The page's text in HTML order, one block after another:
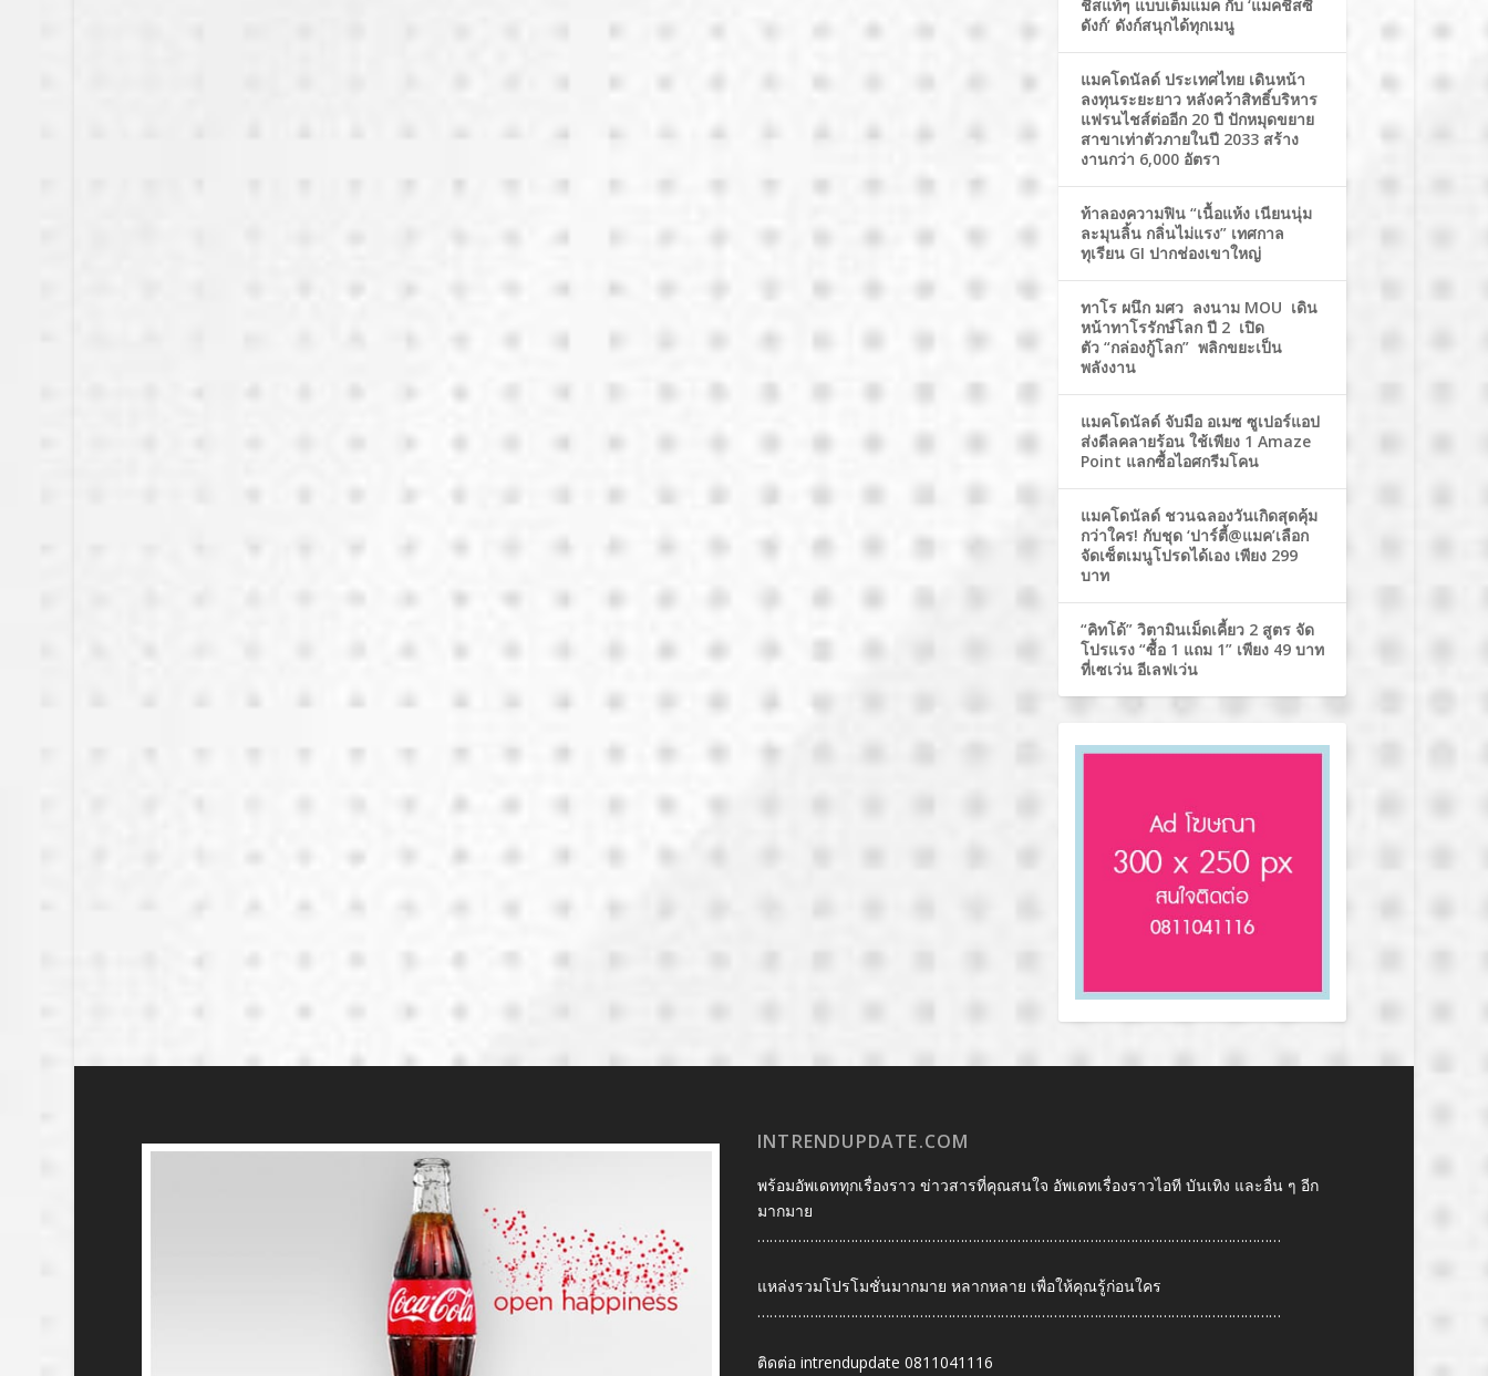
ชีสแท้ๆ แบบเต็มแมค กับ ‘แมคชีสซี่
ดังก์’ ดังก์สนุกได้ทุกเมนู
แมคโดนัลด์ ประเทศไทย เดินหน้า
ลงทุนระยะยาว หลังคว้าสิทธิ์บริหาร
แฟรนไชส์ต่ออีก 20 ปี ปักหมุดขยาย
สาขาเท่าตัวภายในปี 2033 สร้าง
งานกว่า 6,000 อัตรา
ท้าลองความฟิน “เนื้อแห้ง เนียนนุ่ม
ละมุนลิ้น กลิ่นไม่แรง” เทศกาล
ทุเรียน GI ปากช่องเขาใหญ่
ทาโร ผนึก มศว ลงนาม MOU เดิน
หน้าทาโรรักษ์โลก ปี 2 เปิด
ตัว “กล่องกู้โลก” พลิกขยะเป็น
พลังงาน
แมคโดนัลด์ จับมือ อเมซ ซูเปอร์แอป
ส่งดีลคลายร้อน ใช้เพียง 1 Amaze
Point แลกซื้อไอศกรีมโคน
แมคโดนัลด์ ชวนฉลองวันเกิดสุดคุ้ม
กว่าใคร! กับชุด ‘ปาร์ตี้@แมค’เลือก
จัดเซ็ตเมนูโปรดได้เอง เพียง 299
บาท
“คิทโด้” วิตามินเม็ดเคี้ยว 2 สูตร จัด
โปรแรง “ซื้อ 1 แถม 1” เพียง 49 บาท
ที่เซเว่น อีเลฟเว่น
INTRENDUPDATE.COM
พร้อมอัพเดททุกเรื่องราว ข่าวสารที่คุณสนใจ อัพเดทเรื่องราวไอที บันเทิง และอื่น ๆ อีก
มากมาย
…………………………………………………………………………………………………………………
แหล่งรวมโปรโมชั่นมากมาย หลากหลาย เพื่อให้คุณรู้ก่อนใคร
…………………………………………………………………………………………………………………
ติดต่อ intrendupdate 0811041116